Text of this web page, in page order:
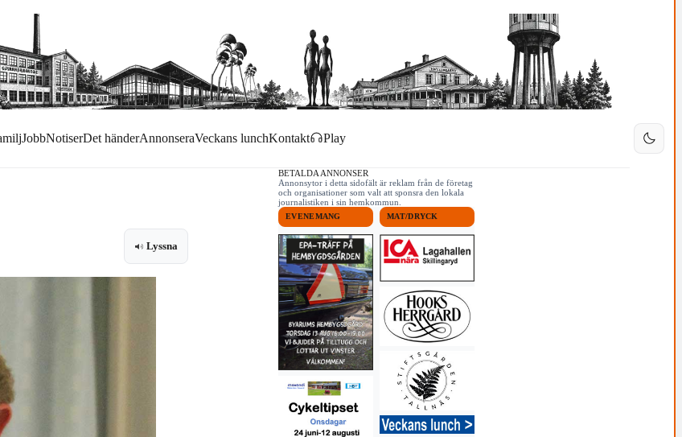
JobbNotiserDet händerAnnonseraVeckans lunchKontakt Play
Lyssna
BETALDA ANNONSER
Annonsytor i detta sidofält är reklam från de företag
och organisationer som valt att sponsra den lokala
journalistiken i sin hemkommun.
EVENEMANG MAT/DRYCK